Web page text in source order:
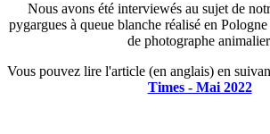
Nous avons été interviewés au sujet de
pygargues à queue blanche réalisé en
de photographe
Vous pouvez lire l'article (en anglais) en
Times - Mai 2022